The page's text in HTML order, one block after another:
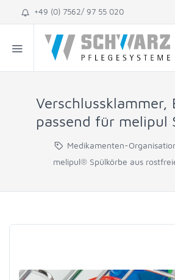
+49 (0) 7562/ 97 55 020
Verschlussklammer,
passend für melipul
Medikamenten-
melipul® Spülkörbe aus